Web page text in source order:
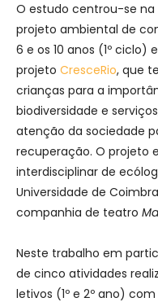
O estudo centrou-se
projeto ambiental de
6 e os 10 anos (1º
projeto CresceRio, que
crianças para a
biodiversidade e
atenção da sociedade
recuperação. O projeto
interdisciplinar de
Universidade de
companhia de teatro
Neste trabalho em
de cinco atividades
letivos (1º e 2º ano)